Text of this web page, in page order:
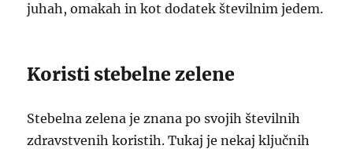
juhah, omakah in kot dodatek številnim jedem.
Koristi stebelne zelene
Stebelna zelena je znana po svojih številnih
zdravstvenih koristih. Tukaj je nekaj ključnih